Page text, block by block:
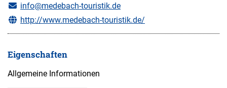
info@medebach-touristik.de
http://www.medebach-touristik.de/
Eigenschaften
Allgemeine Informationen